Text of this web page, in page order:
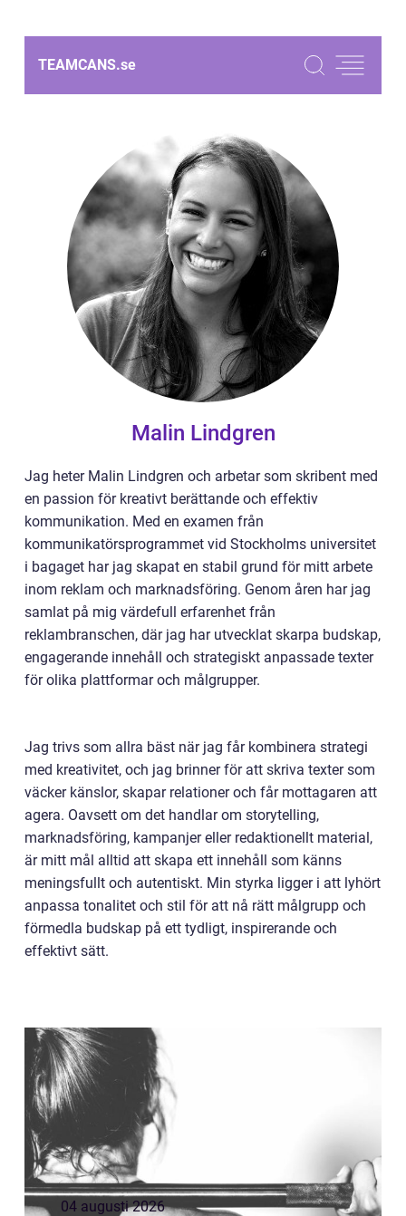
TEAMCANS.se
Malin Lindgren
Jag heter Malin Lindgren och arbetar som skribent med
en passion för kreativt berättande och effektiv
kommunikation. Med en examen från
kommunikatörsprogrammet vid Stockholms universitet
i bagaget har jag skapat en stabil grund för mitt arbete
inom reklam och marknadsföring. Genom åren har jag
samlat på mig värdefull erfarenhet från
reklambranschen, där jag har utvecklat skarpa budskap,
engagerande innehåll och strategiskt anpassade texter
för olika plattformar och målgrupper.
Jag trivs som allra bäst när jag får kombinera strategi
med kreativitet, och jag brinner för att skriva texter som
väcker känslor, skapar relationer och får mottagaren att
agera. Oavsett om det handlar om storytelling,
marknadsföring, kampanjer eller redaktionellt material,
är mitt mål alltid att skapa ett innehåll som känns
meningsfullt och autentiskt. Min styrka ligger i att lyhört
anpassa tonalitet och stil för att nå rätt målgrupp och
förmedla budskap på ett tydligt, inspirerande och
effektivt sätt.
04 augusti 2026